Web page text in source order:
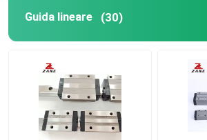
Guida al movimento lineare
Rotaie di scorrimento lineari
Guida lineare (30)